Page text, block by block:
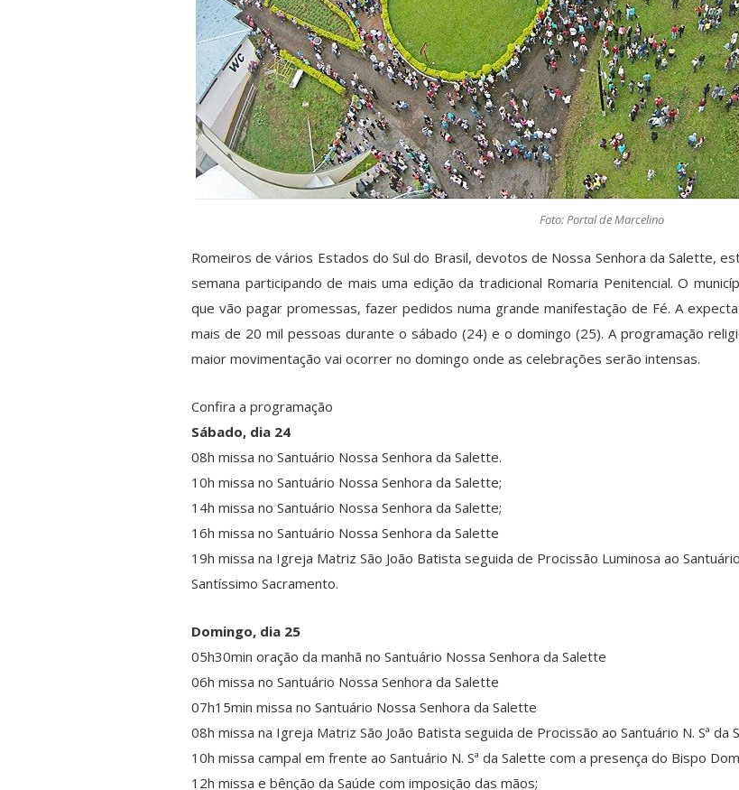
Foto: Portal de Marcelino
Romeiros de vários Estados do Sul do Brasil, devotos de Nossa Senhora da Salette,
semana participando de mais uma edição da tradicional Romaria Penitencial. O
que vão pagar promessas, fazer pedidos numa grande manifestação de Fé. A
mais de 20 mil pessoas durante o sábado (24) e o domingo (25). A programação
maior movimentação vai ocorrer no domingo onde as celebrações serão intensas.
Confira a programação
Sábado, dia 24
08h missa no Santuário Nossa Senhora da Salette.
10h missa no Santuário Nossa Senhora da Salette;
14h missa no Santuário Nossa Senhora da Salette;
16h missa no Santuário Nossa Senhora da Salette
19h missa na Igreja Matriz São João Batista seguida de Procissão Luminosa ao
Santíssimo Sacramento.
Domingo, dia 25
05h30min oração da manhã no Santuário Nossa Senhora da Salette
06h missa no Santuário Nossa Senhora da Salette
07h15min missa no Santuário Nossa Senhora da Salette
08h missa na Igreja Matriz São João Batista seguida de Procissão ao Santuário N. Sª da
10h missa campal em frente ao Santuário N. Sª da Salette com a presença do Bispo
12h missa e bênção da Saúde com imposição das mãos;